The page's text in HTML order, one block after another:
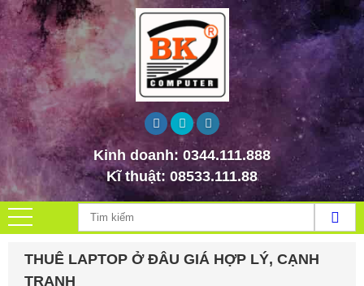
Kinh doanh: 0344.111.888
Kĩ thuật: 08533.111.88
THUÊ LAPTOP Ở ĐÂU GIÁ HỢP LÝ, CẠNH
TRANH